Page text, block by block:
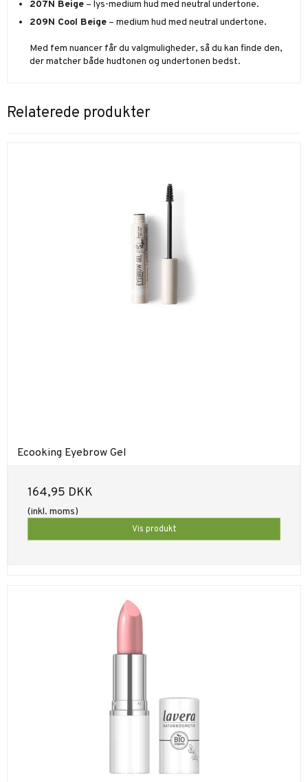
207N Beige– lys-medium hud med neutral undertone.
209N Cool Beige– medium hud med neutral undertone.
Med fem nuancer får du valgmuligheder, så du kan finde den,
der matcher både hudtonen og undertonen bedst.
Relaterede produkter
Ecooking Eyebrow Gel
164,95 DKK
(inkl. moms)
Vis produkt